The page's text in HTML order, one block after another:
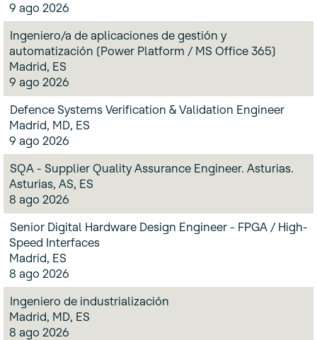
9 ago 2026
Ingeniero/a de aplicaciones de gestión y
automatización (Power Platform / MS Office 365)
Madrid, ES
9 ago 2026
Defence Systems Verification & Validation Engineer
Madrid, MD, ES
9 ago 2026
SQA - Supplier Quality Assurance Engineer. Asturias.
Asturias, AS, ES
8 ago 2026
Senior Digital Hardware Design Engineer - FPGA / High-
Speed Interfaces
Madrid, ES
8 ago 2026
Ingeniero de industrialización
Madrid, MD, ES
8 ago 2026